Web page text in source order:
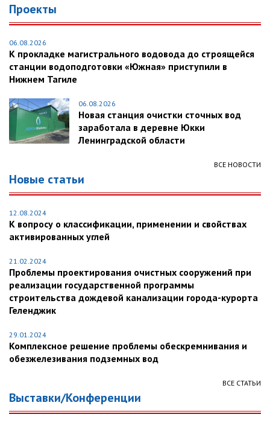
Проекты
06.08.2026
К прокладке магистрального водовода до строящейся
станции водоподготовки «Южная» приступили в
Нижнем Тагиле
06.08.2026
Новая станция очистки сточных вод
заработала в деревне Юкки
Ленинградской области
ВСЕ НОВОСТИ
Новые статьи
12.08.2024
К вопросу о классификации, применении и свойствах
активированных углей
21.02.2024
Проблемы проектирования очистных сооружений при
реализации государственной программы
строительства дождевой канализации города-курорта
Геленджик
29.01.2024
Комплексное решение проблемы обескремнивания и
обезжелезивания подземных вод
ВСЕ СТАТЬИ
Выставки/Конференции